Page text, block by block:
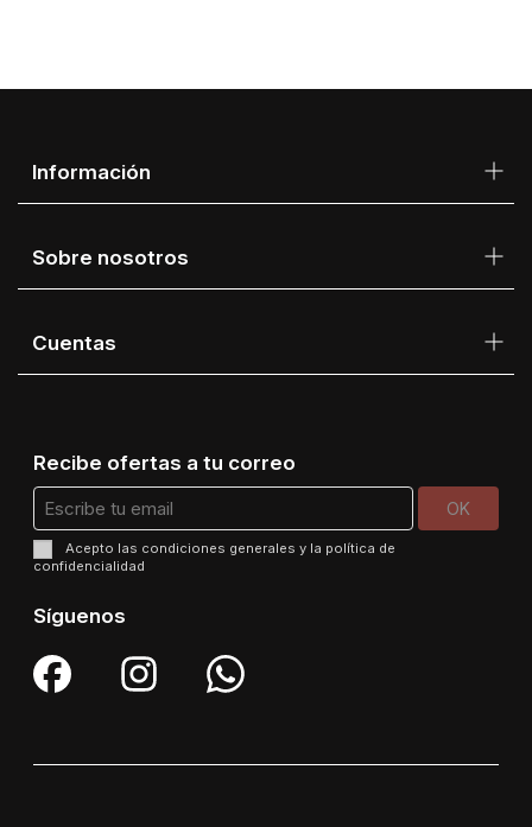
Información
Sobre nosotros
Cuentas
Recibe ofertas a tu correo
Acepto las condiciones generales y la política de
confidencialidad
Síguenos